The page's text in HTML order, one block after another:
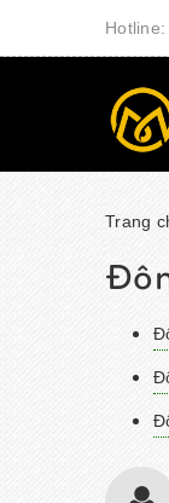
Trang